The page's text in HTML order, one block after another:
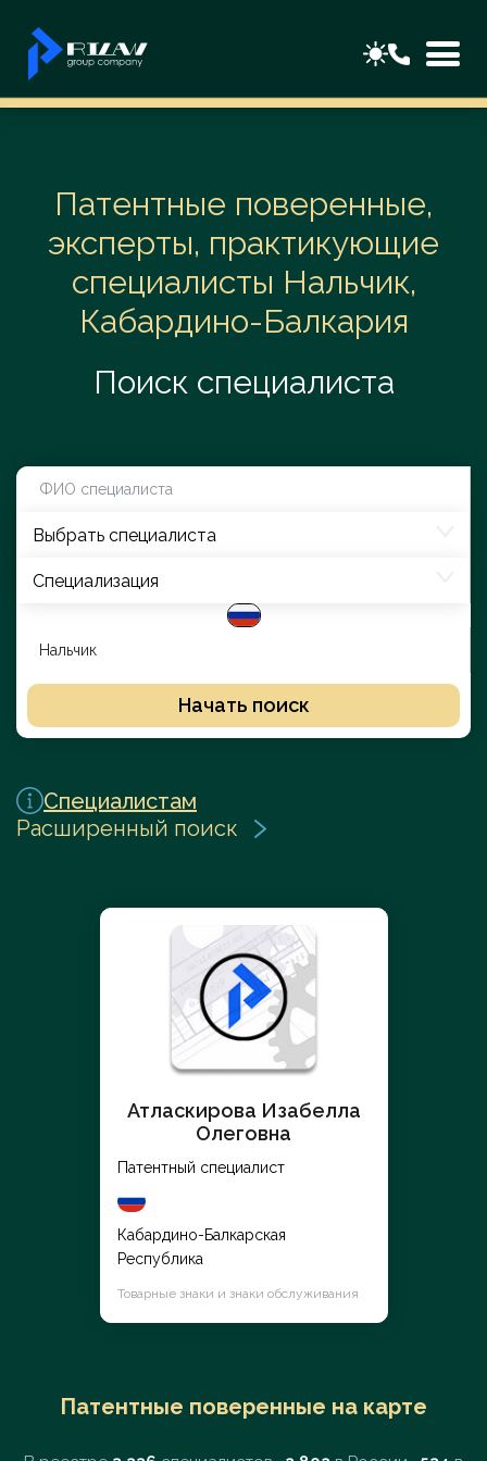
Патентные поверенные,
эксперты, практикующие
специалисты Нальчик,
Кабардино-Балкария
Поиск специалиста
Выбрать специалиста
Специализация
Начать поиск
Специалистам
Расширенный поиск
Атласкирова Изабелла
Олеговна
Патентный специалист
Кабардино-Балкарская
Республика
Товарные знаки и знаки обслуживания
Патентные поверенные на карте